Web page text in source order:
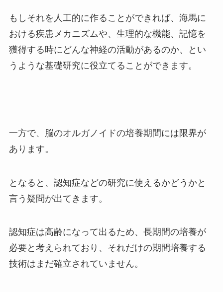
もしそれを人工的に作ることができれば、海馬に
おける疾患メカニズムや、生理的な機能、記憶を
獲得する時にどんな神経の活動があるのか、とい
うような基礎研究に役立てることができます。
一方で、脳のオルガノイドの培養期間には限界が
あります。
となると、認知症などの研究に使えるかどうかと
言う疑問が出てきます。
認知症は高齢になって出るため、長期間の培養が
必要と考えられており、それだけの期間培養する
技術はまだ確立されていません。